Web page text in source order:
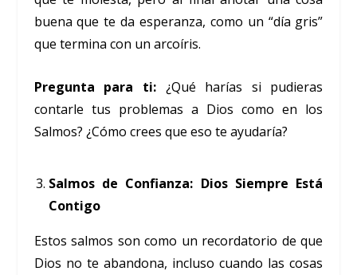
buena que te da esperanza, como un “día gris”
que termina con un arcoíris.
Pregunta para ti:¿Qué harías si pudieras
contarle tus problemas a Dios como en los
Salmos? ¿Cómo crees que eso te ayudaría?
Salmos de Confianza: Dios Siempre Está
Contigo
Estos salmos son como un recordatorio de que
Dios no te abandona, incluso cuando las cosas